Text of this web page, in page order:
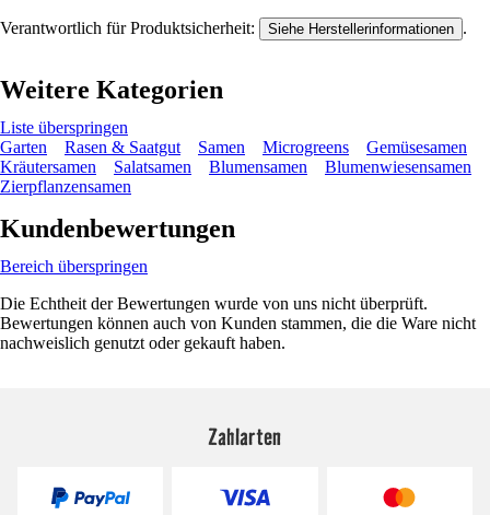
Verantwortlich für Produktsicherheit: Siehe Herstellerinformationen .
Weitere Kategorien
Liste überspringen
Garten
Rasen & Saatgut Samen Microgreens
Gemüsesamen
Kräutersamen
Salatsamen Blumensamen
Blumenwiesensamen
Zierpflanzensamen
Kundenbewertungen
Bereich überspringen
Die Echtheit der Bewertungen wurde von uns nicht überprüft.
Bewertungen können auch von Kunden stammen, die die Ware nicht
nachweislich genutzt oder gekauft haben.
Zahlarten